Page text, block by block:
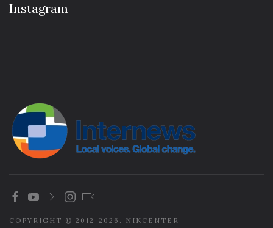
Instagram
COPYRIGHT © 2012-2026. NIKCENTER